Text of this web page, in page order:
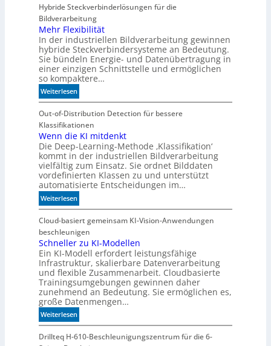
n
e
n
b
e
d
e
u
t
e
n
e
u
t
s
c
h
l
a
n
d
i
m
B
i
k
o
m
-
D
E
S
-
I
n
d
e
a
u
Hybride Steckverbinderlösungen für die
Bildverarbeitung
Mehr Flexibilität
In der industriellen Bildverarbeitung gewinnen
hybride Steckverbindersysteme an Bedeutung.
Sie bündeln Energie- und Datenübertragung in
einer einzigen Schnittstelle und ermöglichen
so kompaktere…
Weiterlesen:
M
e
h
r
F
e
x
i
b
i
l
i
ä
t
Out-of-Distribution Detection für bessere
Klassifikationen
Wenn die KI mitdenkt
Die Deep-Learning-Methode ‚Klassifikation‘
kommt in der industriellen Bildverarbeitung
vielfältig zum Einsatz. Sie ordnet Bilddaten
vordefinierten Klassen zu und unterstützt
automatisierte Entscheidungen im…
Weiterlesen:
W
e
n
n
d
i
e
K
I
m
i
t
d
Cloud-basiert gemeinsam KI-Vision-Anwendungen
beschleunigen
Schneller zu KI-Modellen
Ein KI-Modell erfordert leistungsfähige
Infrastruktur, skalierbare Datenverarbeitung
und flexible Zusammenarbeit. Cloudbasierte
Trainingsumgebungen gewinnen daher
zunehmend an Bedeutung. Sie ermöglichen es,
große Datenmengen…
Weiterlesen:
S
c
Drillteq H-610-Beschleunigungszentrum für die 6-